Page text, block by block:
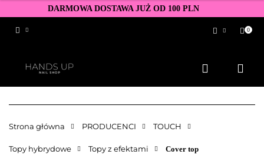
DARMOWA DOSTAWA JUŻ OD 100 PLN
Zarejestruj się
Dodaj zgłoszenie
Zgody cookies
0
Strona główna PRODUCENCI TOUCH
Topy hybrydowe Topy z efektami Cover top